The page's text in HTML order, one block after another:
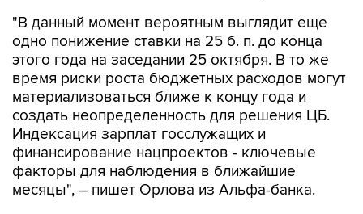
"В данный момент вероятным выглядит еще
одно понижение ставки на 25 б. п. до конца
этого года на заседании 25 октября. В то же
время риски роста бюджетных расходов могут
материализоваться ближе к концу года и
создать неопределенность для решения ЦБ.
Индексация зарплат госслужащих и
финансирование нацпроектов - ключевые
факторы для наблюдения в ближайшие
месяцы", – пишет Орлова из Альфа-банка.